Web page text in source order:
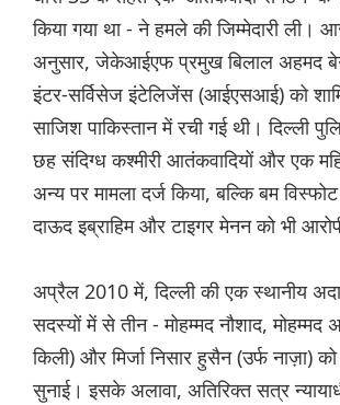
किया गया था - ने हमले की जिम्मेदारी ली।
अनुसार, जेकेआईएफ प्रमुख बिलाल अहमद
इंटर-सर्विसेज इंटेलिजेंस (आईएसआई) को
साजिश पाकिस्तान में रची गई थी। दिल्ली
छह संदिग्ध कश्मीरी आतंकवादियों और एक
अन्य पर मामला दर्ज किया, बल्कि बम
दाऊद इब्राहिम और टाइगर मेनन को भी
अप्रैल 2010 में, दिल्ली की एक स्थानीय
सदस्यों में से तीन - मोहम्मद नौशाद, मोहम्मद
किली) और मिर्जा निसार हुसैन (उर्फ नाज़ा)
सुनाई। इसके अलावा, अतिरिक्त सत्र